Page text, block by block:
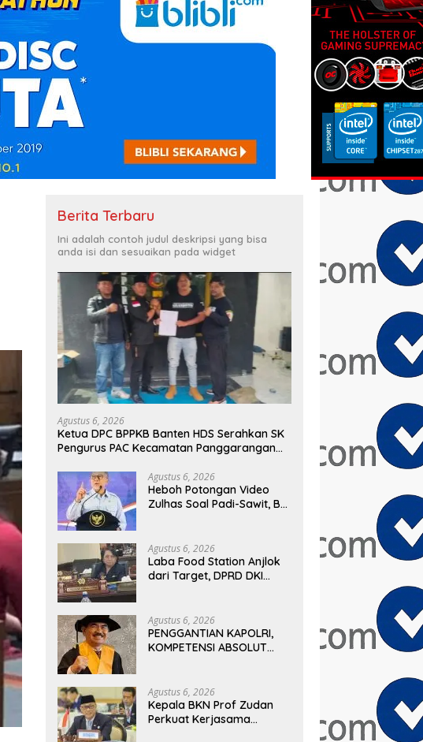
Berita Terbaru
Ini adalah contoh judul deskripsi yang bisa
anda isi dan sesuaikan pada widget
Agustus 6, 2026
Ketua DPC BPPKB Banten HDS Serahkan SK
Pengurus PAC Kecamatan Panggarangan
Agustus 6, 2026
Heboh Potongan Video
Zulhas Soal Padi-Sawit, BM
Disembunyikan
Agustus 6, 2026
Laba Food Station Anjlok
dari Target, DPRD DKI
Agustus 6, 2026
PENGGANTIAN KAPOLRI,
KOMPETENSI ABSOLUT
Agustus 6, 2026
Kepala BKN Prof Zudan
Perkuat Kerjasama